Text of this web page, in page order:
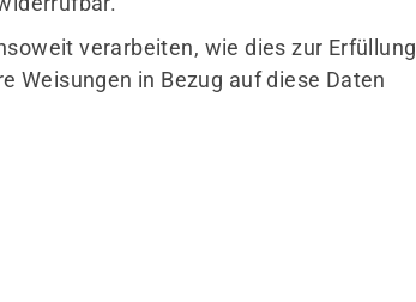
verarbeiten, wie dies zur Erfüllung
Weisungen in Bezug auf diese Daten